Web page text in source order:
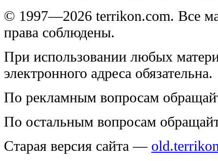
© 1997—2026 terrikon.com. Все
права соблюдены.
При использовании любых
электронного адреса обязательна.
По рекламным вопросам
По остальным вопросам
Старая версия сайта —